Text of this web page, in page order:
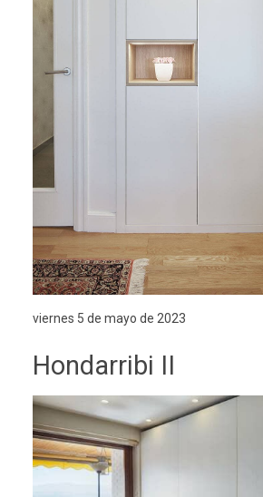
viernes 5 de mayo de 2023
Hondarribi II